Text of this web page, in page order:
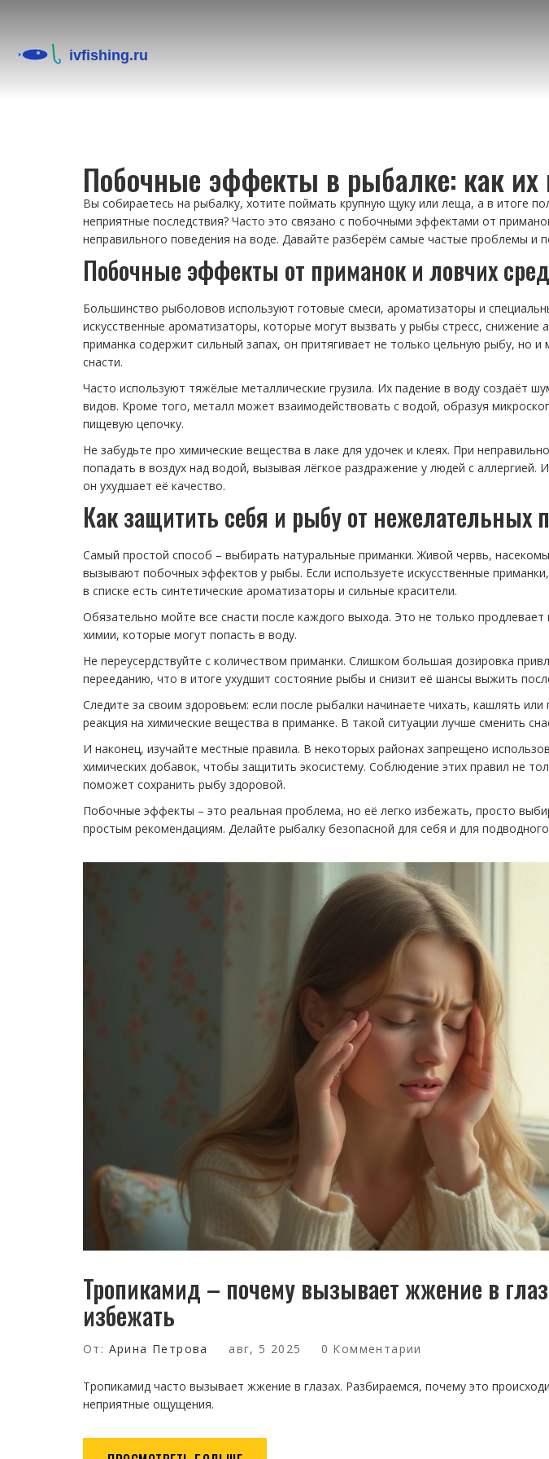
Побочные эффекты в рыбалке: как их
Вы собираетесь на рыбалку, хотите поймать крупную щуку или леща, а в итоге
неприятные последствия? Часто это связано с побочными эффектами от
неправильного поведения на воде. Давайте разберём самые частые проблемы и
Побочные эффекты от приманок и ловчих
Большинство рыболовов используют готовые смеси, ароматизаторы и
искусственные ароматизаторы, которые могут вызвать у рыбы стресс, снижение
приманка содержит сильный запах, он притягивает не только цельную рыбу, но
снасти.
Часто используют тяжёлые металлические грузила. Их падение в воду создаёт
видов. Кроме того, металл может взаимодействовать с водой, образуя
пищевую цепочку.
Не забудьте про химические вещества в лаке для удочек и клеях. При
попадать в воздух над водой, вызывая лёгкое раздражение у людей с аллергией.
он ухудшает её качество.
Как защитить себя и рыбу от нежелательных
Самый простой способ – выбирать натуральные приманки. Живой червь,
вызывают побочных эффектов у рыбы. Если используете искусственные
в списке есть синтетические ароматизаторы и сильные красители.
Обязательно мойте все снасти после каждого выхода. Это не только продлевает
химии, которые могут попасть в воду.
Не переусердствуйте с количеством приманки. Слишком большая дозировка
перееданию, что в итоге ухудшит состояние рыбы и снизит её шансы выжить
Следите за своим здоровьем: если после рыбалки начинаете чихать, кашлять
реакция на химические вещества в приманке. В такой ситуации лучше сменить
И наконец, изучайте местные правила. В некоторых районах запрещено
химических добавок, чтобы защитить экосистему. Соблюдение этих правил не
поможет сохранить рыбу здоровой.
Побочные эффекты – это реальная проблема, но её легко избежать, просто
простым рекомендациям. Делайте рыбалку безопасной для себя и для
Тропикамид – почему вызывает жжение в
избежать
От: Арина Петрова авг, 5 2025 0 Комментарии
Тропикамид часто вызывает жжение в глазах. Разбираемся, почему это
неприятные ощущения.